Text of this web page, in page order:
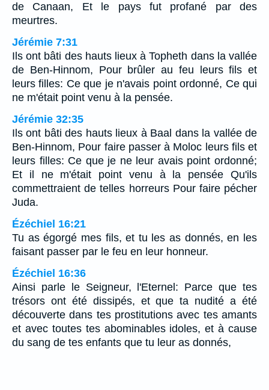
de Canaan, Et le pays fut profané par des
meurtres.
Jérémie 7:31
Ils ont bâti des hauts lieux à Topheth dans la vallée
de Ben-Hinnom, Pour brûler au feu leurs fils et
leurs filles: Ce que je n'avais point ordonné, Ce qui
ne m'était point venu à la pensée.
Jérémie 32:35
Ils ont bâti des hauts lieux à Baal dans la vallée de
Ben-Hinnom, Pour faire passer à Moloc leurs fils et
leurs filles: Ce que je ne leur avais point ordonné;
Et il ne m'était point venu à la pensée Qu'ils
commettraient de telles horreurs Pour faire pécher
Juda.
Ézéchiel 16:21
Tu as égorgé mes fils, et tu les as donnés, en les
faisant passer par le feu en leur honneur.
Ézéchiel 16:36
Ainsi parle le Seigneur, l'Eternel: Parce que tes
trésors ont été dissipés, et que ta nudité a été
découverte dans tes prostitutions avec tes amants
et avec toutes tes abominables idoles, et à cause
du sang de tes enfants que tu leur as donnés,